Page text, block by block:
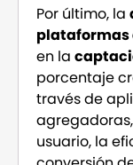
Por último, la
en la
porcentaje
través de
usuario, la